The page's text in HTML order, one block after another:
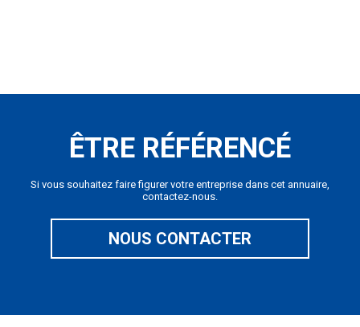
ÊTRE RÉFÉRENCÉ
Si vous souhaitez faire figurer votre entreprise dans cet annuaire,
contactez-nous.
NOUS CONTACTER